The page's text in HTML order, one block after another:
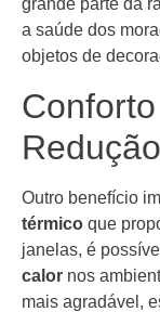
grande parte da
a saúde dos
objetos de
Outro benefício
térmico que
janelas, é
calor nos
mais agradável,